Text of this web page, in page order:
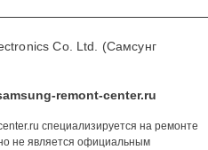
Co. Ltd. (Самсунг
remont-center.ru
специализируется на ремонте
не является официальным